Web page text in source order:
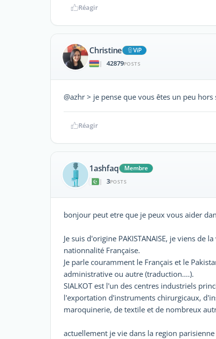
Réagir
Christine
ViP
|
42879POSTS
@azhr > je pense que vous êtes un peu hors
Réagir
1ashfaq
Membre
|
3POSTS
bonjour peut etre que je peux vous aider
Je suis d'origine PAKISTANAISE, je viens de
nationnalité Française.
Je parle couramment le Français et le
administrative ou autre (traduction....).
SIALKOT est l'un des centres industriels
l'exportation d'instruments chirurgicaux,
maroquinerie, de textile et de nombreux
actuellement je vie dans la region parisienne